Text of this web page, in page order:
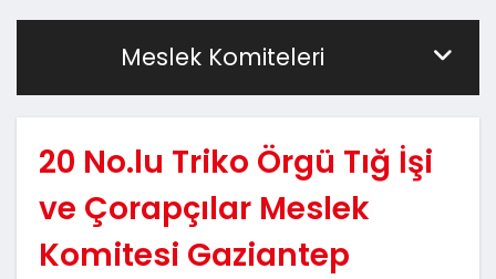
Meslek Komiteleri
20 No.lu Triko Örgü Tığ İşi
ve Çorapçılar Meslek
Komitesi Gaziantep